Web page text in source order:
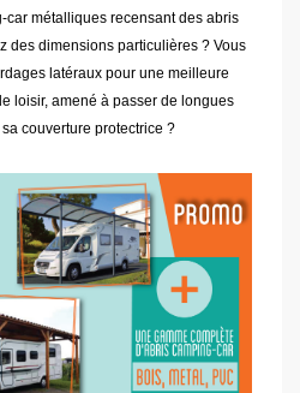
métalliques recensant des abris
des dimensions particulières ? Vous
latéraux pour une meilleure
loisir, amené à passer de longues
couverture protectrice ?